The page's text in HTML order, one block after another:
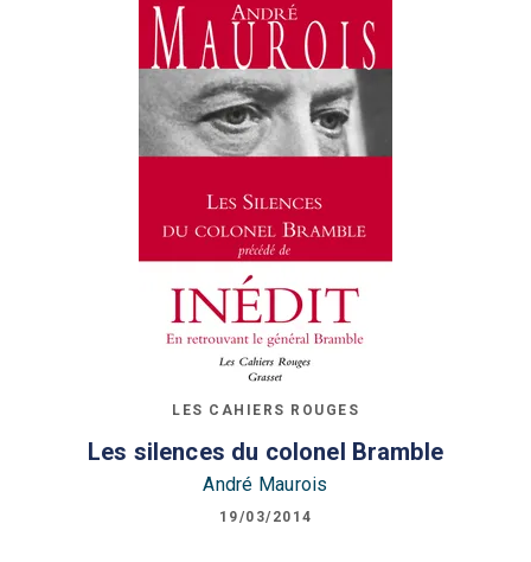
LES CAHIERS ROUGES
Les silences du colonel Bramble
André Maurois
19/03/2014